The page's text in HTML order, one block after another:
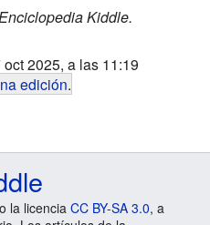
Kiddle.
2025, a las 11:19
edición.
la licencia CC BY-SA 3.0, a